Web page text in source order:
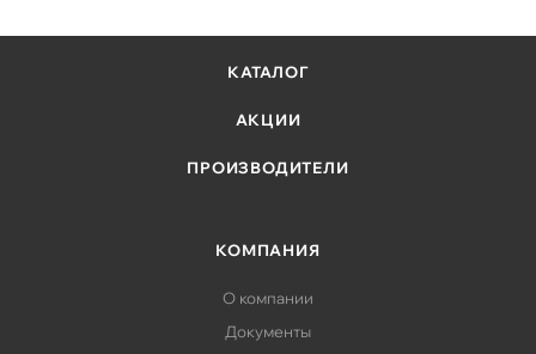
КАТАЛОГ
АКЦИИ
ПРОИЗВОДИТЕЛИ
КОМПАНИЯ
О компании
Документы